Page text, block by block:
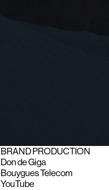
BRAND PRODUCTION
Don de Giga
Bouygues Telecom
YouTube